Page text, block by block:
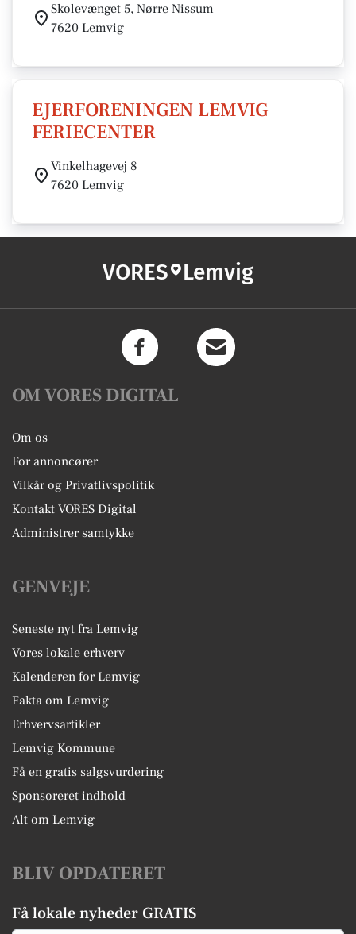
Skolevænget 5, Nørre Nissum
7620 Lemvig
EJERFORENINGEN LEMVIG
FERIECENTER
Vinkelhagevej 8
7620 Lemvig
VORES Lemvig
OM VORES DIGITAL
Om os
For annoncører
Vilkår og Privatlivspolitik
Kontakt VORES Digital
Administrer samtykke
GENVEJE
Seneste nyt fra Lemvig
Vores lokale erhverv
Kalenderen for Lemvig
Fakta om Lemvig
Erhvervsartikler
Lemvig Kommune
Få en gratis salgsvurdering
Sponsoreret indhold
Alt om Lemvig
BLIV OPDATERET
Få lokale nyheder GRATIS